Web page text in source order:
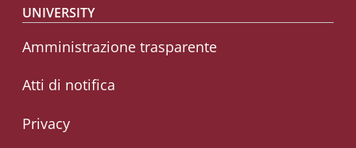
Footer menu
UNIVERSITY
Amministrazione trasparente
Atti di notifica
Privacy